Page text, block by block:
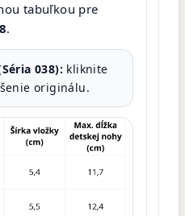
tabuľkou pre
.
038): kliknite
originálu.